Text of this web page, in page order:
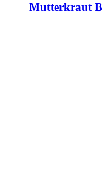
Mutterkraut